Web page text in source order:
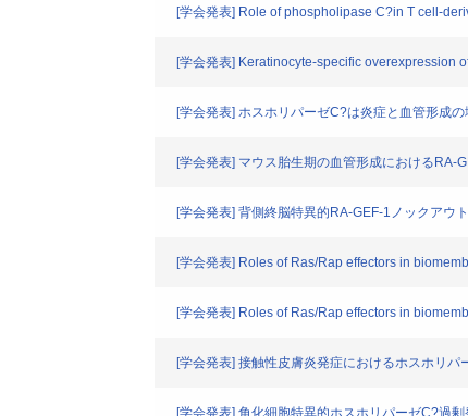
[学会発表] Role of phospholipase C?in T cell-
[学会発表] Keratinocyte-specific overexpression
[学会発表] ホスホリパーゼC?は炎症と血管形成
[学会発表] マウス胎生期の血管形成におけるRA-
[学会発表] 背側終脳特異的RA-GEF-1ノックアウ
[学会発表] Roles of Ras/Rap effectors in
[学会発表] Roles of Ras/Rap effectors in
[学会発表] 接触性皮膚炎発症におけるホスホリパ
[学会発表] 角化細胞特異的ホスホリパーゼC?過